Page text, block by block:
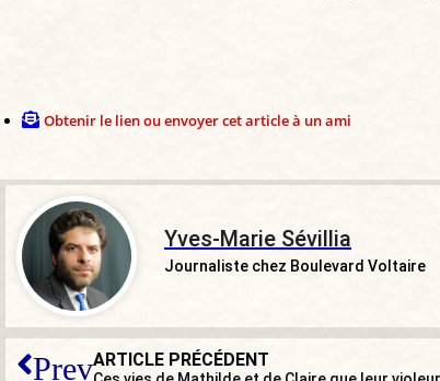
Obtenir le lien ou envoyer cet article à un ami
Yves-Marie Sévillia
Journaliste chez Boulevard Voltaire
PrevARTICLE PRÉCÉDENT